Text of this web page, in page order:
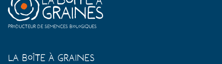
Producteur de semences biologiques
La Boîte à Graines